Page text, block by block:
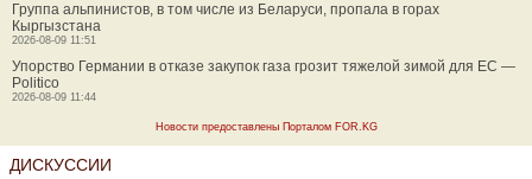
Группа альпинистов, в том числе из Беларуси, пропала в горах
Кыргызстана
2026-08-09 11:51
Упорство Германии в отказе закупок газа грозит тяжелой зимой для ЕС —
Politico
2026-08-09 11:44
Новости предоставлены Порталом FOR.KG
ДИСКУССИИ